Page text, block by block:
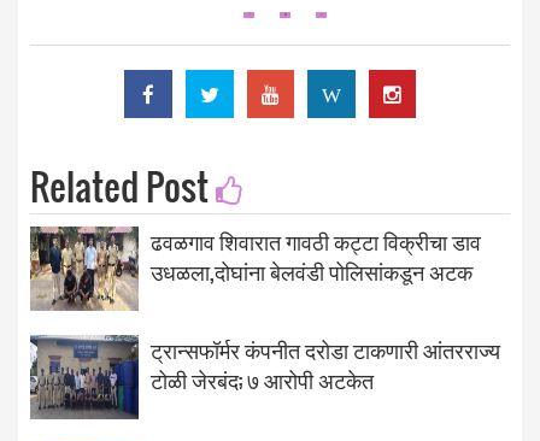
W
Related Post
ढवळगाव शिवारात गावठी कट्टा विक्रीचा डाव
उधळला,दोघांना बेलवंडी पोलिसांकडून अटक
ट्रान्सफॉर्मर कंपनीत दरोडा टाकणारी आंतरराज्य
टोळी जेरबंद; ७ आरोपी अटकेत